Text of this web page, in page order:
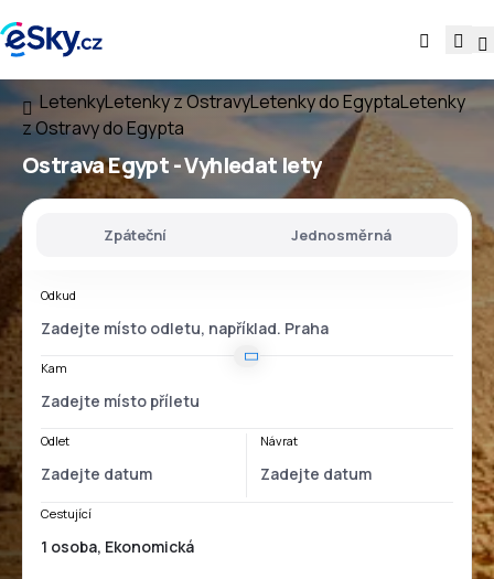
LetenkyLetenky z OstravyLetenky do EgyptaLetenky
z Ostravy do Egypta
Ostrava Egypt- Vyhledat lety
Zpáteční Jednosměrná
Odkud
Kam
Odlet Návrat
Cestující